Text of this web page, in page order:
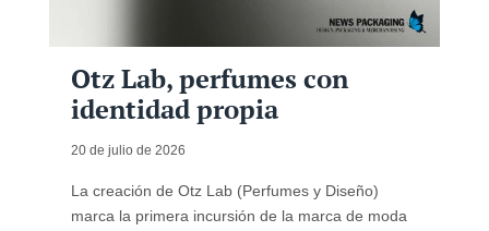
Otz Lab, perfumes con
identidad propia
20 de julio de 2026
La creación de Otz Lab (Perfumes y Diseño)
marca la primera incursión de la marca de moda